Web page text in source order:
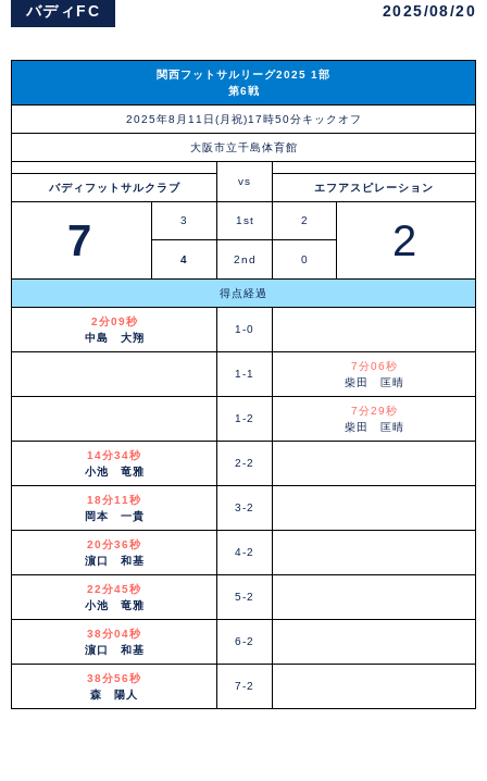
バディFC 2025/08/20
関西フットサルリーグ2025 1部
第6戦
2025年8月11日(月祝)17時50分キックオフ
大阪市立千島体育館
vs
バディフットサルクラブ エフアスピレーション
7 3 1st 2 2
4 2nd 0
得点経過
2分09秒
中島 大翔
1-0
1-1
7分06秒
柴田 匡晴
1-2
7分29秒
柴田 匡晴
14分34秒
小池 竜雅
2-2
18分11秒
岡本 一貴
3-2
20分36秒
濵口 和基
4-2
22分45秒
小池 竜雅
5-2
38分04秒
濵口 和基
6-2
38分56秒
森 陽人
7-2